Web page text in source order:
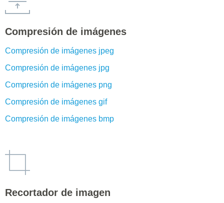
Compresión de imágenes
Compresión de imágenes jpeg
Compresión de imágenes jpg
Compresión de imágenes png
Compresión de imágenes gif
Compresión de imágenes bmp
Recortador de imagen